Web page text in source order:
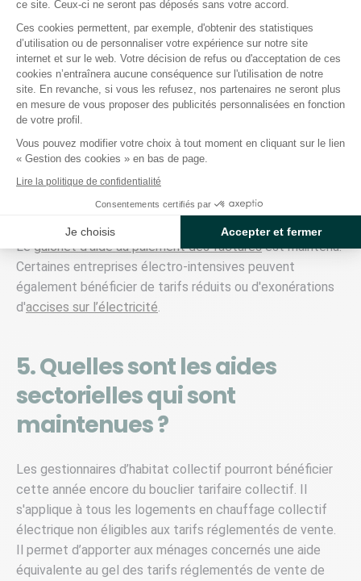
complémentaires en 2024 ?
En 2024, seul l'amortisseur électricité est disponible pour
les collectivités, le filet de sécurité n'étant pas reconduit.
4. Quelles aides pour les ETI et
grandes entreprises ?
Leguichet d'aide au paiement des facturesest maintenu.
Certaines entreprises électro-intensives peuvent
également bénéficier de tarifs réduits ou d'exonérations
d'accises sur l’électricité.
5. Quelles sont les aides
sectorielles qui sont
maintenues ?
Les gestionnaires d’habitat collectif pourront bénéficier
cette année encore du bouclier tarifaire collectif. Il
s'applique à tous les logements en chauffage collectif
électrique non éligibles aux tarifs réglementés de vente.
Il permet d’apporter aux ménages concernés une aide
équivalente au gel des tarifs réglementés de vente de
ce site. Ceux-ci ne seront pas déposés sans votre accord.
Ces cookies permettent, par exemple, d'obtenir des statistiques
d’utilisation ou de personnaliser votre expérience sur notre site
internet et sur le web. Votre décision de refus ou d'acceptation de ces
cookies n’entraînera aucune conséquence sur l'utilisation de notre
site. En revanche, si vous les refusez, nos partenaires ne seront plus
en mesure de vous proposer des publicités personnalisées en fonction
de votre profil.
Vous pouvez modifier votre choix à tout moment en cliquant sur le lien
« Gestion des cookies » en bas de page.
Lire la politique de confidentialité
Consentements certifiés par
Je choisis Accepter et fermer
Axeptio consent